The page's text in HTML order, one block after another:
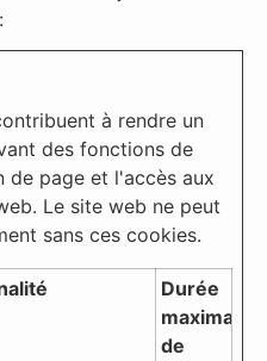
:
à rendre un
des fonctions de
de page et l'accès aux
Le site web ne peut
sans ces cookies.
Durée
maximale
de